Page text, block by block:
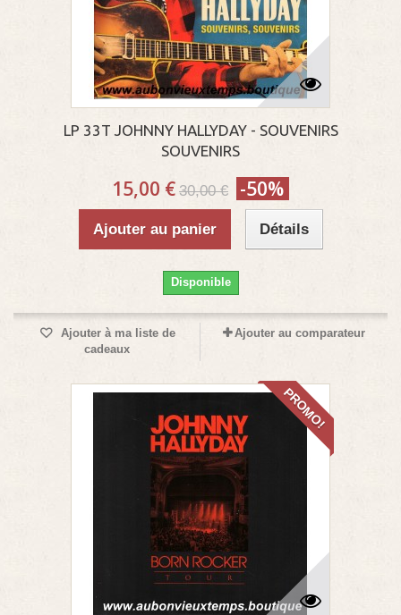
LP 33T JOHNNY HALLYDAY - SOUVENIRS
SOUVENIRS
15,00 € 30,00 € -50%
Ajouter au panier Détails
Disponible
Ajouter à ma liste de
cadeaux
Ajouter au comparateur
PROMO!